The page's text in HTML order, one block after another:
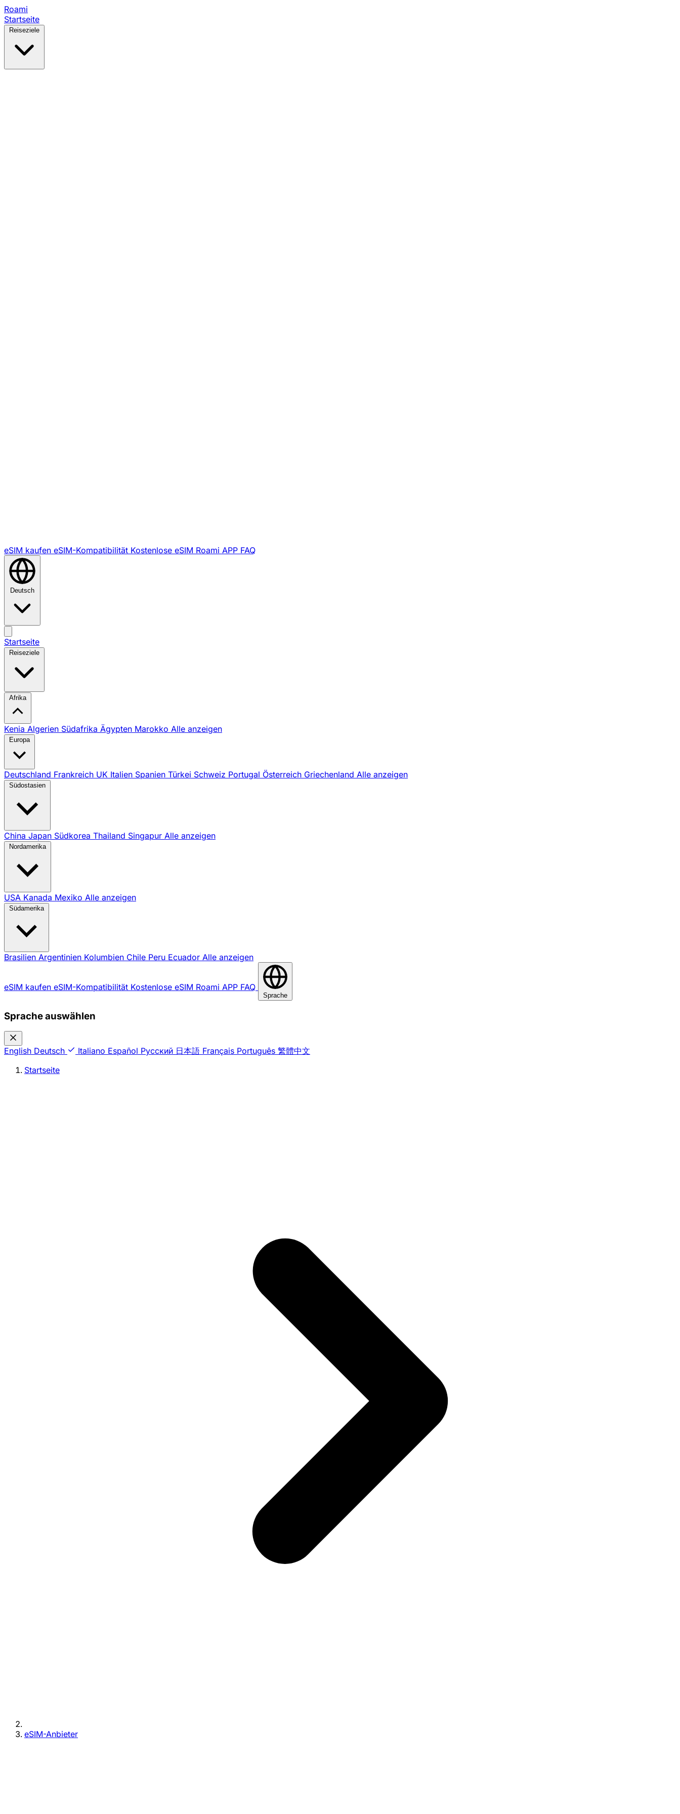
Roami
Startseite
Reiseziele
eSIM kaufen eSIM-Kompatibilität Kostenlose eSIM Roami APP FAQ
Deutsch
Startseite
Reiseziele
Afrika
Kenia Algerien Südafrika Ägypten Marokko Alle anzeigen
Europa
Deutschland Frankreich UK Italien Spanien Türkei Schweiz Portugal Österreich Griechenland Alle anzeigen
Südostasien
China Japan Südkorea Thailand Singapur Alle anzeigen
Nordamerika
USA Kanada Mexiko Alle anzeigen
Südamerika
Brasilien Argentinien Kolumbien Chile Peru Ecuador Alle anzeigen
eSIM kaufen eSIM-Kompatibilität Kostenlose eSIM Roami APP FAQ
Sprache
Sprache auswählen
English Deutsch Italiano Español Русский 日本語 Français Português 繁體中文
Startseite
eSIM-Anbieter